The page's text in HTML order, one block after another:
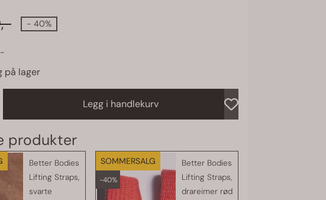
robust bomull Egenskaper:
utforming: Gir en
lengde: Tilpasser seg alle
mulig ut av treningen din med disse pålitelige drareimene.
- 40%
på lager
Legg i handlekurv
Better Bodies
Lifting Straps,
svarte
SOMMERSALG
-40%
Better Bodies
Lifting Straps,
drareimer rød